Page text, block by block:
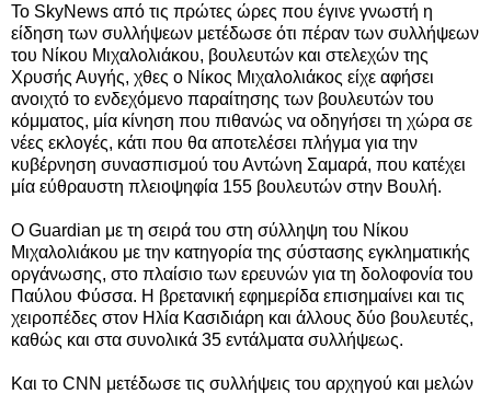
Το SkyNews από τις πρώτες ώρες που έγινε γνωστή η
είδηση των συλλήψεων μετέδωσε ότι πέραν των συλλήψεων
του Νίκου Μιχαλολιάκου, βουλευτών και στελεχών της
Χρυσής Αυγής, χθες ο Νίκος Μιχαλολιάκος είχε αφήσει
ανοιχτό το ενδεχόμενο παραίτησης των βουλευτών του
κόμματος, μία κίνηση που πιθανώς να οδηγήσει τη χώρα σε
νέες εκλογές, κάτι που θα αποτελέσει πλήγμα για την
κυβέρνηση συνασπισμού του Αντώνη Σαμαρά, που κατέχει
μία εύθραυστη πλειοψηφία 155 βουλευτών στην Βουλή.
Ο Guardian με τη σειρά του στη σύλληψη του Νίκου
Μιχαλολιάκου με την κατηγορία της σύστασης εγκληματικής
οργάνωσης, στο πλαίσιο των ερευνών για τη δολοφονία του
Παύλου Φύσσα. Η βρετανική εφημερίδα επισημαίνει και τις
χειροπέδες στον Ηλία Κασιδιάρη και άλλους δύο βουλευτές,
καθώς και στα συνολικά 35 εντάλματα συλλήψεως.
Και το CNN μετέδωσε τις συλλήψεις του αρχηγού και μελών